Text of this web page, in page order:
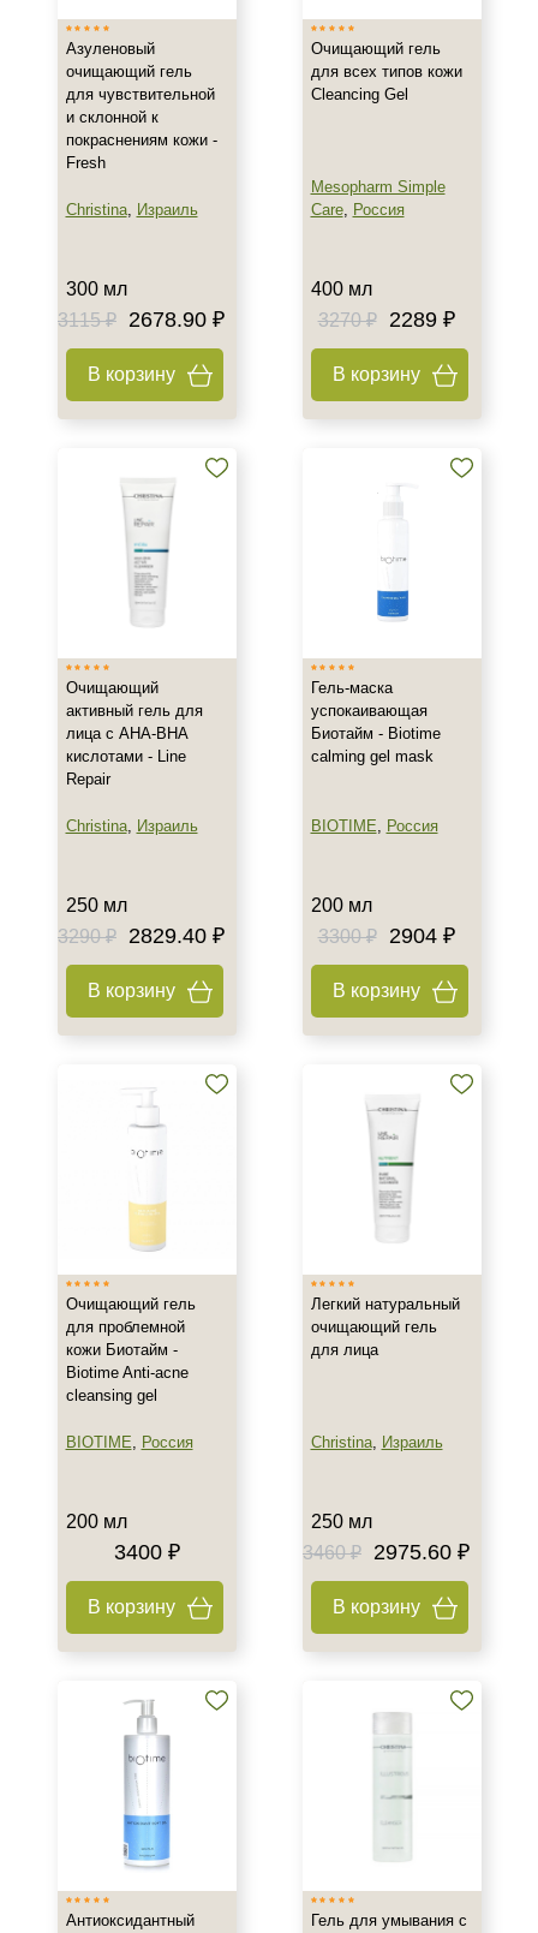
Азуленовый
очищающий гель
для чувствительной
и склонной к
покраснениям кожи -
Fresh
Christina, Израиль
300 мл
3115 ₽
2678.90 ₽
В корзину
Очищающий гель
для всех типов кожи
Cleancing Gel
Mesopharm Simple
Care, Россия
400 мл
3270 ₽
2289 ₽
В корзину
Очищающий
активный гель для
лица с AHA-BHA
кислотами - Line
Repair
Christina, Израиль
250 мл
3290 ₽
2829.40 ₽
В корзину
Гель-маска
успокаивающая
Биотайм - Biotime
calming gel mask
BIOTIME, Россия
200 мл
3300 ₽
2904 ₽
В корзину
Очищающий гель
для проблемной
кожи Биотайм -
Biotime Anti-acne
cleansing gel
BIOTIME, Россия
200 мл
3400 ₽
В корзину
Легкий натуральный
очищающий гель
для лица
Christina, Израиль
250 мл
3460 ₽
2975.60 ₽
В корзину
Антиоксидантный
Гель для умывания с
+7 (495) 640-58-89
+7 (929) 933-09-89